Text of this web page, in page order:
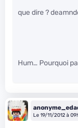
que dire ?
Hum… Pourquoi
Le 19/11/2012 à